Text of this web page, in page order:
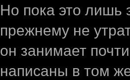
Но пока это лишь
прежнему не
он занимает
написаны в том